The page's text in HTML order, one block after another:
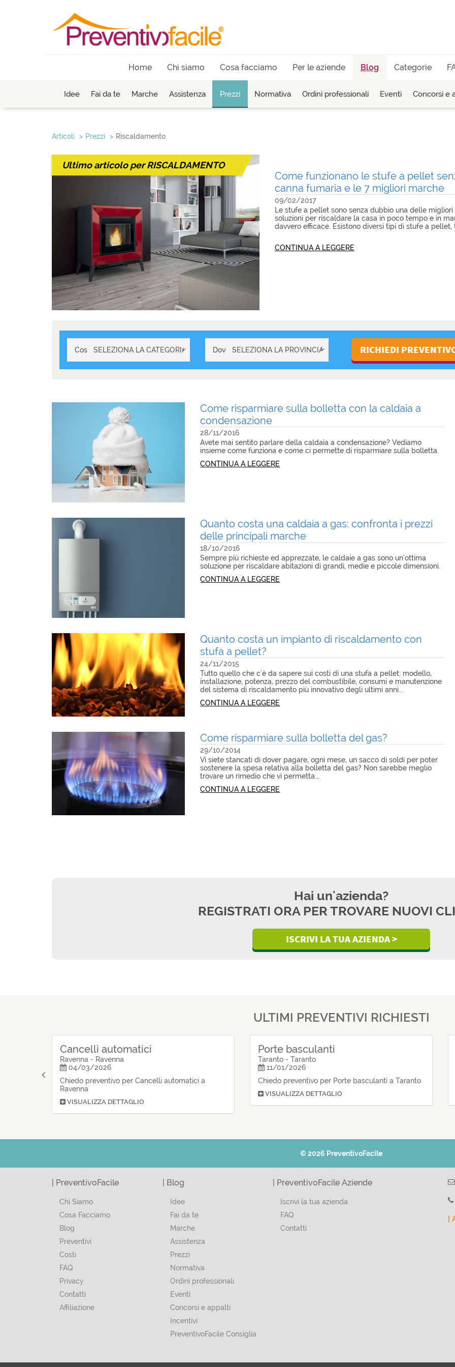
Home Chi siamo Cosa facciamo Per le aziende Blog Categorie
Idee Fai da te Marche Assistenza Prezzi Normativa Ordini professionali Eventi Concorsi e
Articoli Prezzi Riscaldamento
Ultimo articolo perRISCALDAMENTO
Come funzionano le stufe a pellet
canna fumaria e le 7 migliori marche
09/02/2017
Le stufe a pellet sono senza dubbio una delle migliori
soluzioni per riscaldare la casa in poco tempo e in
davvero efficace. Esistono diversi tipi di stufe a pellet,
CONTINUA A LEGGERE
Cosa? Dove?
Come risparmiare sulla bolletta con la caldaia a
condensazione
28/11/2016
Avete mai sentito parlare della caldaia a condensazione? Vediamo
insieme come funziona e come ci permette di risparmiare sulla bolletta.
CONTINUA A LEGGERE
Quanto costa una caldaia a gas: confronta i prezzi
delle principali marche
18/10/2016
Sempre più richieste ed apprezzate, le caldaie a gas sono un'ottima
soluzione per riscaldare abitazioni di grandi, medie e piccole dimensioni.
CONTINUA A LEGGERE
Quanto costa un impianto di riscaldamento con
stufa a pellet?
24/11/2015
Tutto quello che c'è da sapere sui costi di una stufa a pellet: modello,
installazione, potenza, prezzo del combustibile, consumi e manutenzione
del sistema di riscaldamento più innovativo degli ultimi anni...
CONTINUA A LEGGERE
Come risparmiare sulla bolletta del gas?
29/10/2014
Vi siete stancati di dover pagare, ogni mese, un sacco di soldi per poter
sostenere la spesa relativa alla bolletta del gas? Non sarebbe meglio
trovare un rimedio che vi permetta...
CONTINUA A LEGGERE
Hai un'azienda?
REGISTRATI ORA PER TROVARE NUOVI
ISCRIVI LA TUA AZIENDA >
ULTIMI PREVENTIVI RICHIESTI
Cancelli automatici
Ravenna - Ravenna
04/03/2026
Chiedo preventivo per Cancelli automatici a
Ravenna
VISUALIZZA DETTAGLIO
Porte basculanti
Taranto - Taranto
11/01/2026
Chiedo preventivo per Porte basculanti a Taranto
VISUALIZZA DETTAGLIO
© 2026 PreventivoFacile
| PreventivoFacile
Chi Siamo
Cosa Facciamo
Blog
Preventivi
Costi
FAQ
Privacy
Contatti
Affiliazione
| Blog
Idee
Fai da te
Marche
Assistenza
Prezzi
Normativa
Ordini professionali
Eventi
Concorsi e appalti
Incentivi
PreventivoFacile Consiglia
| PreventivoFacile Aziende
Iscrivi la tua azienda
FAQ
Contatti
|